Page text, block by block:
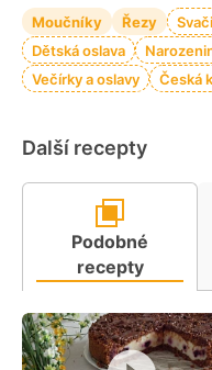
Moučníky Řezy
Dětská oslava
Večírky a oslavy
Česká
Další recepty
Podobné
recepty